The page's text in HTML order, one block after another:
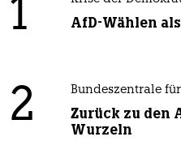
1 AfD-Wählen
2 Bundeszentrale
Zurück zu den
Wurzeln